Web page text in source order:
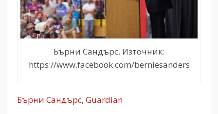
Бърни Сандърс. Източник:
https://www.facebook.com/berniesanders
Бърни Сандърс, Guardian